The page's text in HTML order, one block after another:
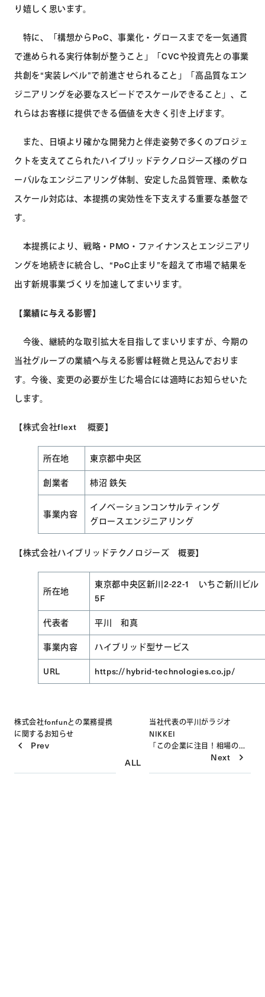
り嬉しく思います。
特に、「構想からPoC、事業化・グロースまでを一気通貫
で進められる実行体制が整うこと」「CVCや投資先との事業
共創を“実装レベル”で前進させられること」「高品質なエン
ジニアリングを必要なスピードでスケールできること」、こ
れらはお客様に提供できる価値を大きく引き上げます。
また、日頃より確かな開発力と伴走姿勢で多くのプロジェ
クトを支えてこられたハイブリッドテクノロジーズ様のグロ
ーバルなエンジニアリング体制、安定した品質管理、柔軟な
スケール対応は、本提携の実効性を下支えする重要な基盤で
す。
本提携により、戦略・PMO・ファイナンスとエンジニアリ
ングを地続きに統合し、“PoC止まり”を超えて市場で結果を
出す新規事業づくりを加速してまいります。
【業績に与える影響】
今後、継続的な取引拡大を目指してまいりますが、今期の
当社グループの業績へ与える影響は軽微と見込んでおりま
す。今後、変更の必要が生じた場合には適時にお知らせいた
します。
【株式会社flext 概要】
所在地
東京都中央区
創業者
柿沼 鉄矢
事業内容
イノベーションコンサルティング
グロースエンジニアリング
【株式会社ハイブリッドテクノロジーズ 概要】
所在地
東京都中央区新川2-22-1 いちご新川ビル
5F
代表者
平川 和真
事業内容
ハイブリッド型サービス
URL
https://hybrid-technologies.co.jp/
ALL
PostPrev
株式会社fonfunとの業務提携
に関するお知らせ
当社代表の平川がラジオ
NIKKEI
「この企業に注目！相場の福
の神」にゲスト出演しました
Next